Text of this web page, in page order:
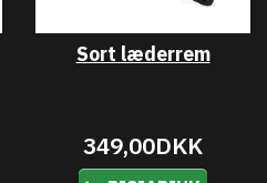
Sort læderrem
349,00DKK